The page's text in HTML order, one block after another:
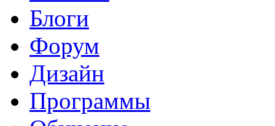
Блоги
Форум
Дизайн
Программы